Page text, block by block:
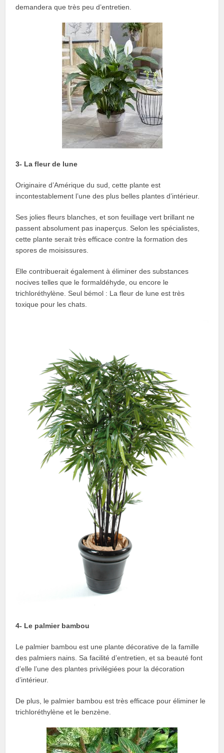
demandera que très peu d’entretien.
3- La fleur de lune
Originaire d’Amérique du sud, cette plante est
incontestablement l’une des plus belles plantes d’intérieur.
Ses jolies fleurs blanches, et son feuillage vert brillant ne
passent absolument pas inaperçus. Selon les spécialistes,
cette plante serait très efficace contre la formation des
spores de moisissures.
Elle contribuerait également à éliminer des substances
nocives telles que le formaldéhyde, ou encore le
trichloréthylène. Seul bémol : La fleur de lune est très
toxique pour les chats.
4- Le palmier bambou
Le palmier bambou est une plante décorative de la famille
des palmiers nains. Sa facilité d’entretien, et sa beauté font
d’elle l’une des plantes privilégiées pour la décoration
d’intérieur.
De plus, le palmier bambou est très efficace pour éliminer le
trichloréthylène et le benzène.